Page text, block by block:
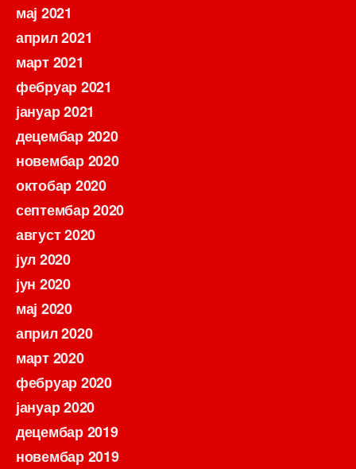
мај 2021
април 2021
март 2021
фебруар 2021
јануар 2021
децембар 2020
новембар 2020
октобар 2020
септембар 2020
август 2020
јул 2020
јун 2020
мај 2020
април 2020
март 2020
фебруар 2020
јануар 2020
децембар 2019
новембар 2019